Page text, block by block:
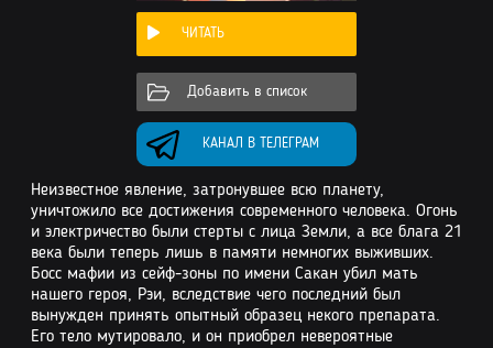
ЧИТАТЬ
Добавить в список
КАНАЛ В ТЕЛЕГРАМ
Неизвестное явление, затронувшее всю планету,
уничтожило все достижения современного человека. Огонь
и электричество были стерты с лица Земли, а все блага 21
века были теперь лишь в памяти немногих выживших.
Босс мафии из сейф-зоны по имени Сакан убил мать
нашего героя, Рэи, вследствие чего последний был
вынужден принять опытный образец некого препарата.
Его тело мутировало, и он приобрел невероятные